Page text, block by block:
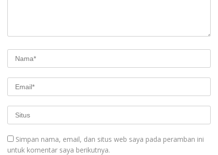
Simpan nama, email, dan situs web saya pada peramban ini
untuk komentar saya berikutnya.